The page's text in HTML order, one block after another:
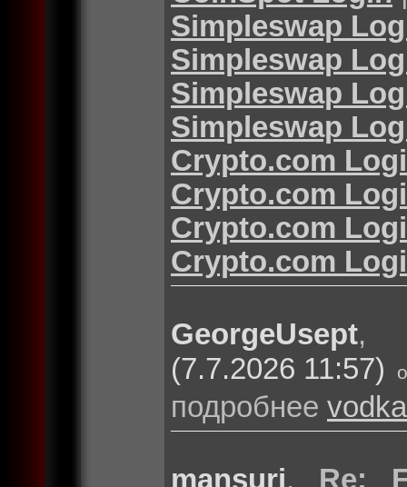
Simpleswap
Simpleswap
Simpleswap
Simpleswap
Crypto.com
Crypto.com
Crypto.com
Crypto.com
GeorgeUsept
(7.7.2026 11:57)
подробнее
mansuri, Re: